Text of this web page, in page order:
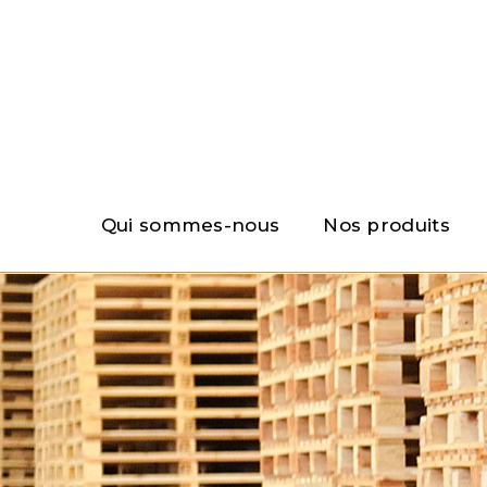
Qui sommes-nous Nos produits